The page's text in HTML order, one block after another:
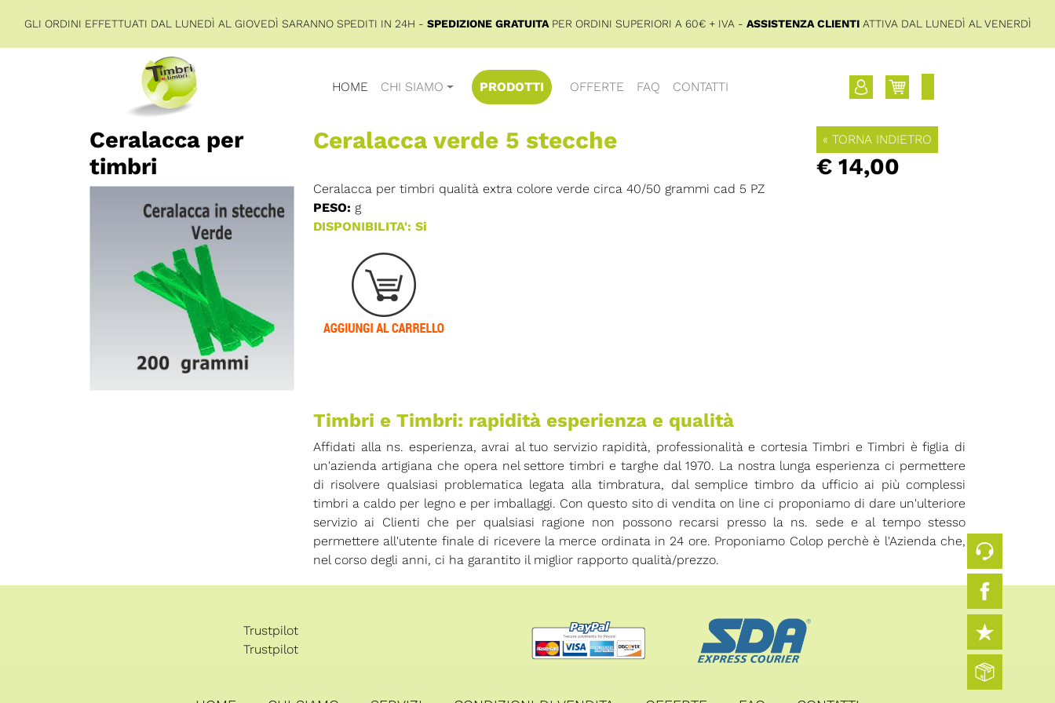
GLI ORDINI EFFETTUATI DAL LUNEDÌ AL GIOVEDÌ SARANNO SPEDITI IN 24H - SPEDIZIONE GRATUITAPER ORDINI SUPERIORI A 60€ + IVA - ASSISTENZA CLIENTIATTIVA DAL LUNEDÌ AL VENERDÌ
HOME CHI SIAMO PRODOTTI OFFERTE FAQ CONTATTI
Ceralacca per
timbri
Ceralacca verde 5 stecche
Ceralacca per timbri qualità extra colore verde circa 40/50 grammi cad 5 PZ
PESO: g
DISPONIBILITA': Si
« TORNA INDIETRO
€ 14,00
Timbri e Timbri: rapidità esperienza e qualità
Affidati alla ns. esperienza, avrai al tuo servizio rapidità, professionalità e cortesia Timbri e Timbri è figlia di
un'azienda artigiana che opera nel settore timbri e targhe dal 1970. La nostra lunga esperienza ci permettere
di risolvere qualsiasi problematica legata alla timbratura, dal semplice timbro da ufficio ai più complessi
timbri a caldo per legno e per imballaggi. Con questo sito di vendita on line ci proponiamo di dare un'ulteriore
servizio ai Clienti che per qualsiasi ragione non possono recarsi presso la ns. sede e al tempo stesso
permettere all'utente finale di ricevere la merce ordinata in 24 ore. Proponiamo Colop perchè è l'Azienda che,
nel corso degli anni, ci ha garantito il miglior rapporto qualità/prezzo.
Trustpilot
Trustpilot